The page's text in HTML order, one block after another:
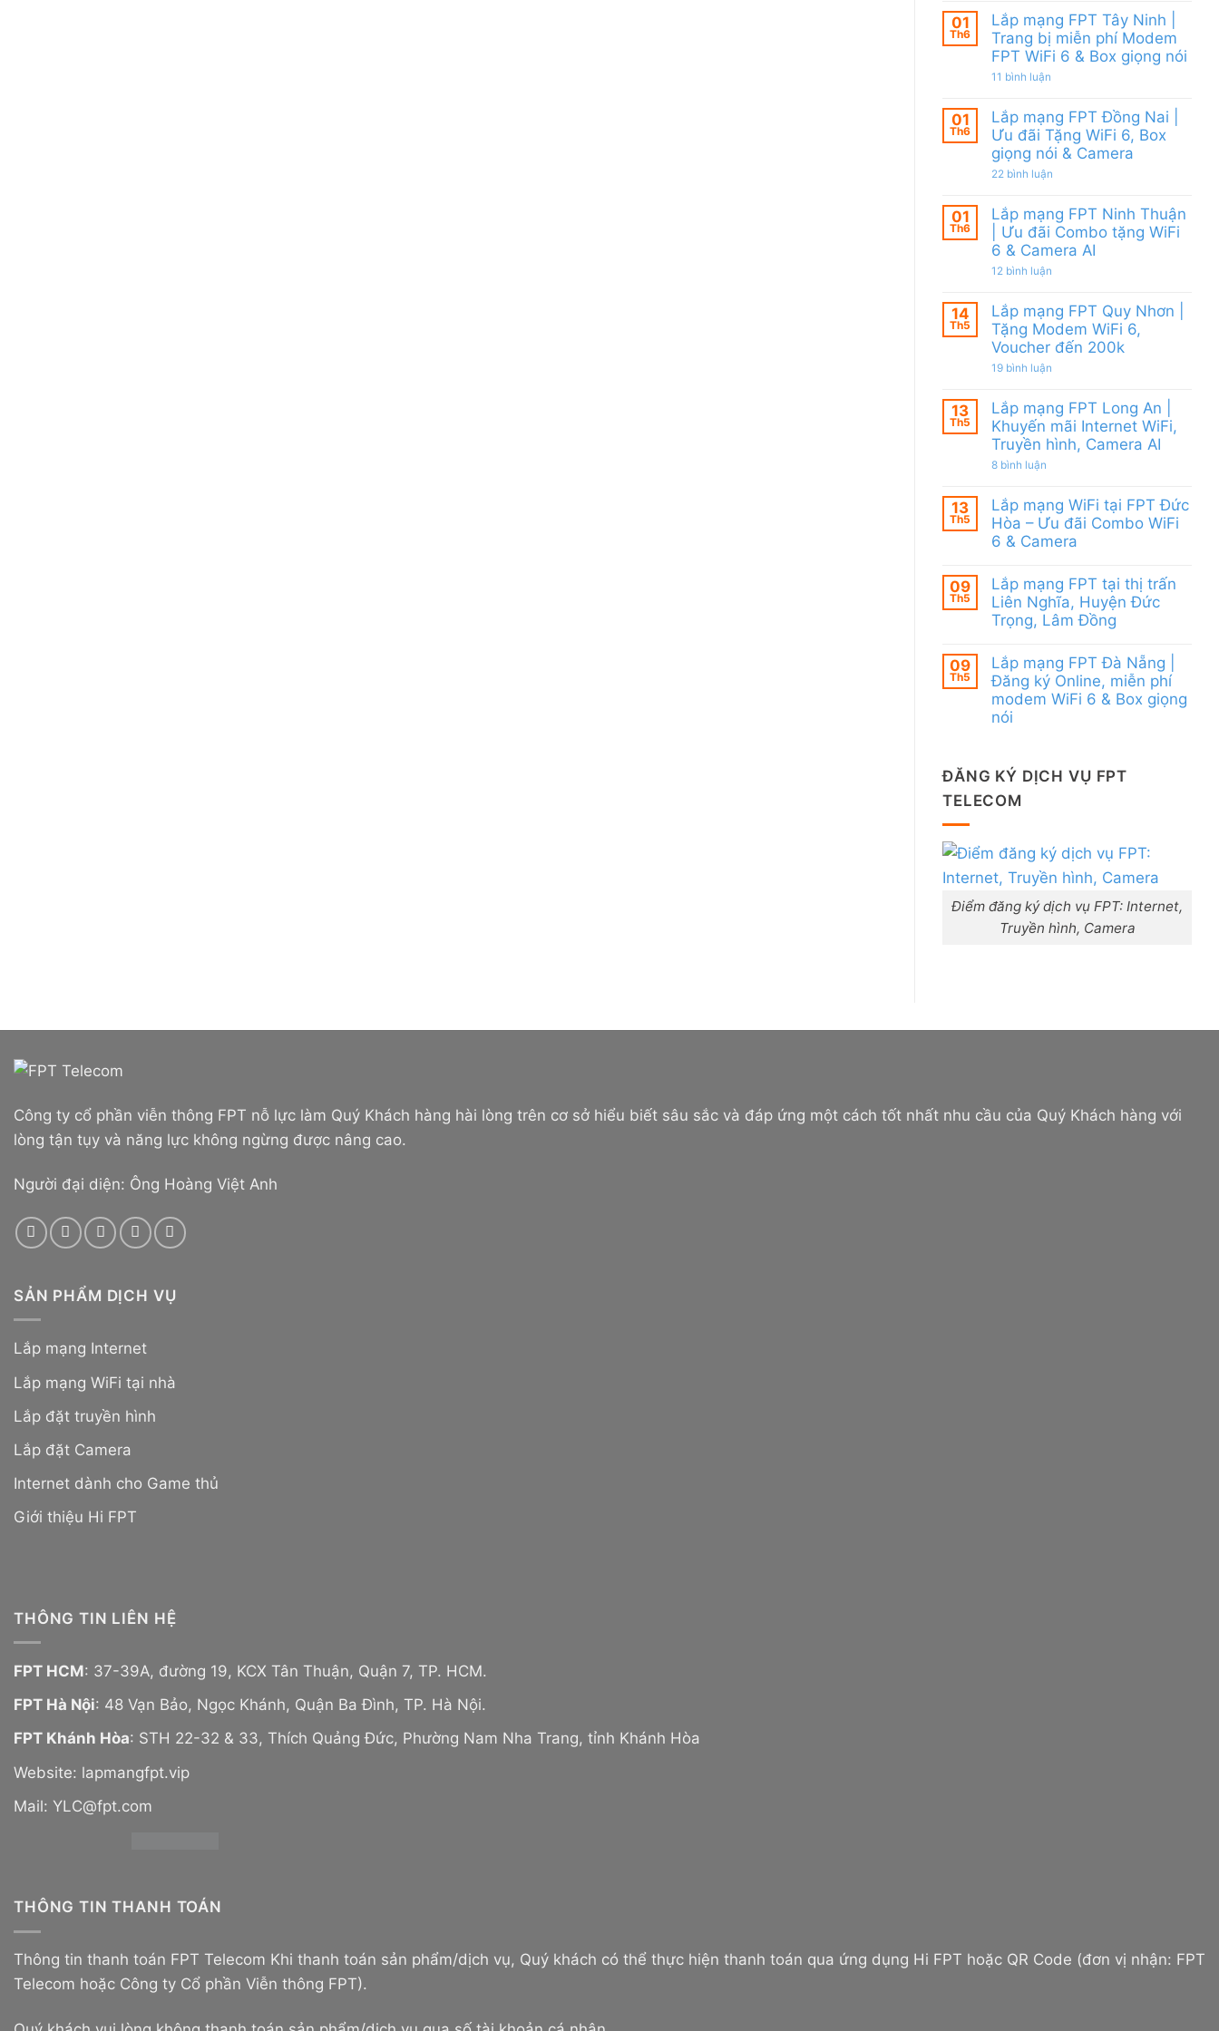
6
&
Giảm
Cước
Củ
Chi
Tặng
Modem
WiFi
&
Camera
AI
bình
luận
ở
Gói
Internet
kênh
–
Gói
Internet
với
nhiều
tốt
từ
FPT
01
Th6
Lắp mạng FPT Tây Ninh |
Trang bị miễn phí Modem
FPT WiFi 6 & Box giọng nói
11 bình luận
FPT
Tây
Ninh
|
bị
Modem
FPT
WiFi
6
&
nói
01
Th6
Lắp mạng FPT Đồng Nai |
Ưu đãi Tặng WiFi 6, Box
giọng nói & Camera
22 bình luận
FPT
Đồng
Nai
|
6,
Box
giọng
nói
01
Th6
Lắp mạng FPT Ninh Thuận
| Ưu đãi Combo tặng WiFi
6 & Camera AI
12 bình luận
FPT
Ninh
Thuận
WiFi
6
&
Camera
14
Th5
Lắp mạng FPT Quy Nhơn |
Tặng Modem WiFi 6,
Voucher đến 200k
19 bình luận
FPT
Quy
Nhơn
|
Voucher
đến
200k
13
Th5
Lắp mạng FPT Long An |
Khuyến mãi Internet WiFi,
Truyền hình, Camera AI
8 bình luận
FPT
Long
An
|
Internet
WiFi,
Truyền
hình,
Camera
13
Th5
Lắp mạng WiFi tại FPT Đức
Hòa – Ưu đãi Combo WiFi
6 & Camera
bình
luận
ở
Lắp
tại
FPT
Đức
Hòa
–
Ưu
Camera
09
Th5
Lắp mạng FPT tại thị trấn
Liên Nghĩa, Huyện Đức
Trọng, Lâm Đồng
bình
luận
ở
Lắp
mạng
Liên
Nghĩa,
Huyện
Đồng
09
Th5
Lắp mạng FPT Đà Nẵng |
Đăng ký Online, miễn phí
modem WiFi 6 & Box giọng
nói
luận
Lắp
Nẵng
Đăng
ký
Online,
miễn
phí
modem
ĐĂNG KÝ DỊCH VỤ FPT
TELECOM
Điểm đăng ký dịch vụ FPT: Internet,
Truyền hình, Camera
Công ty cổ phần viễn thông FPT nỗ lực làm Quý Khách hàng hài lòng trên cơ sở hiểu biết sâu sắc và đáp ứng một cách tốt nhất nhu cầu của Quý Khách hàng với
lòng tận tụy và năng lực không ngừng được nâng cao.
Người đại diện: Ông Hoàng Việt Anh
SẢN PHẨM DỊCH VỤ
Lắp mạng Internet
Lắp mạng WiFi tại nhà
Lắp đặt truyền hình
Lắp đặt Camera
Internet dành cho Game thủ
Giới thiệu Hi FPT
THÔNG TIN LIÊN HỆ
FPT HCM: 37-39A, đường 19, KCX Tân Thuận, Quận 7, TP. HCM.
FPT Hà Nội: 48 Vạn Bảo, Ngọc Khánh, Quận Ba Đình, TP. Hà Nội.
FPT Khánh Hòa: STH 22-32 & 33, Thích Quảng Đức, Phường Nam Nha Trang, tỉnh Khánh Hòa
Website: lapmangfpt.vip
Mail: YLC@fpt.com
THÔNG TIN THANH TOÁN
Thông tin thanh toán FPT Telecom Khi thanh toán sản phẩm/dịch vụ, Quý khách có thể thực hiện thanh toán qua ứng dụng Hi FPT hoặc QR Code (đơn vị nhận: FPT
Telecom hoặc Công ty Cổ phần Viễn thông FPT).